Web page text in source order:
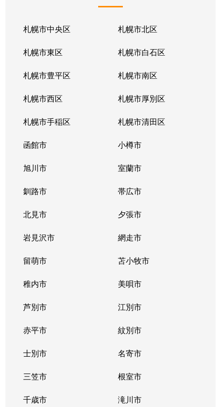
札幌市中央区 札幌市北区
札幌市東区 札幌市白石区
札幌市豊平区 札幌市南区
札幌市西区 札幌市厚別区
札幌市手稲区 札幌市清田区
函館市 小樽市
旭川市 室蘭市
釧路市 帯広市
北見市 夕張市
岩見沢市 網走市
留萌市 苫小牧市
稚内市 美唄市
芦別市 江別市
赤平市 紋別市
士別市 名寄市
三笠市 根室市
千歳市 滝川市